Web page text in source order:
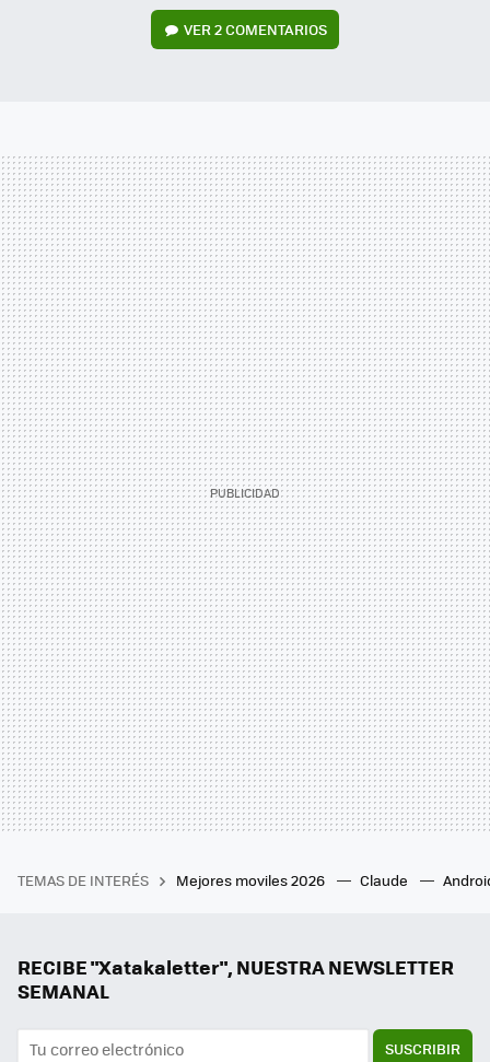
VER2 COMENTARIOS
TEMAS DE INTERÉS Mejores moviles 2026 Claude
RECIBE "Xatakaletter", NUESTRA NEWSLETTER
SEMANAL
SUSCRIBIR